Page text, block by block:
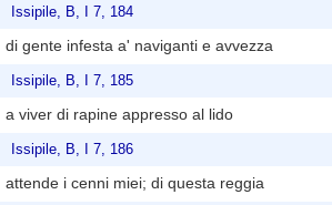
Issipile, B, I 7, 184
di gente infesta a' naviganti e avvezza
Issipile, B, I 7, 185
a viver di rapine appresso al lido
Issipile, B, I 7, 186
attende i cenni miei; di questa reggia